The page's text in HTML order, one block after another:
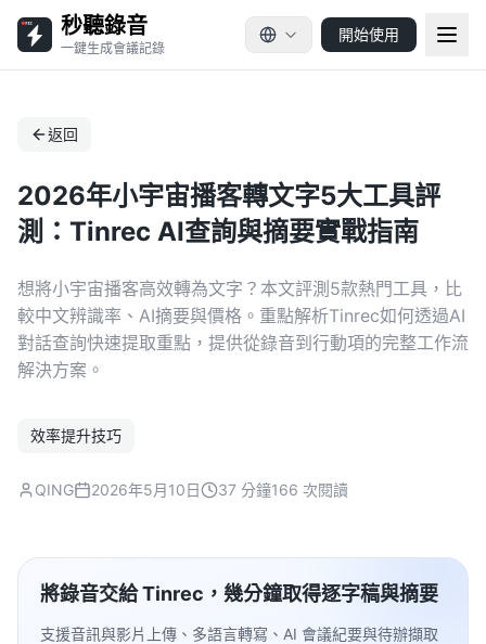
秒聽錄音
一鍵生成會議記錄
開始使用
返回
2026年小宇宙播客轉文字5大工具評
測：Tinrec AI查詢與摘要實戰指南
想將小宇宙播客高效轉為文字？本文評測5款熱門工具，比
較中文辨識率、AI摘要與價格。重點解析Tinrec如何透過AI
對話查詢快速提取重點，提供從錄音到行動項的完整工作流
解決方案。
效率提升技巧
QING 2026年5月10日 37 分鐘166 次閱讀
將錄音交給 Tinrec，幾分鐘取得逐字稿與摘要
支援音訊與影片上傳、多語言轉寫、AI 會議紀要與待辦擷取